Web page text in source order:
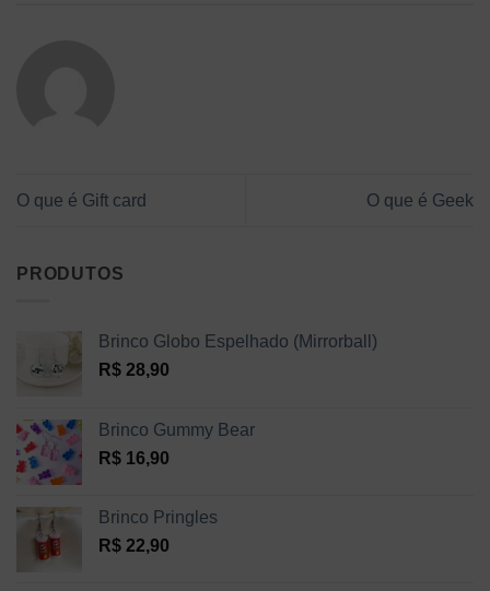
O que é Gift card O que é Geek
PRODUTOS
Brinco Globo Espelhado (Mirrorball)
R$ 28,90
Brinco Gummy Bear
R$ 16,90
Brinco Pringles
R$ 22,90